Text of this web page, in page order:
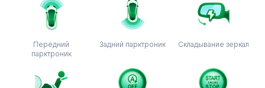
Передний
парктроник
Задний парктроник Складывание зеркал